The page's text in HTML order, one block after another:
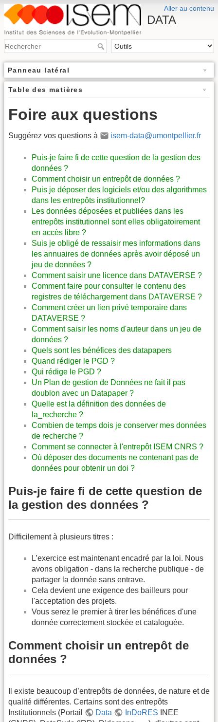
Aller au contenu
DATA
Panneau latéral
Table des matières
Foire aux questions
Suggérez vos questions à isem-data@umontpellier.fr
Puis-je faire fi de cette question de la gestion des
données ?
Comment choisir un entrepôt de données ?
Puis je déposer des logiciels et/ou des algorithmes
dans les entrepôts institutionnel?
Les données déposées et publiées dans les
entrepôts institutionnel sont elles obligatoirement
en accès libre ?
Suis je obligé de ressaisir mes informations dans
les annuaires de données après avoir déposé un
jeu de données ?
Comment saisir une licence dans DATAVERSE ?
Comment faire pour consulter le contenu des
registres de téléchargement dans DATAVERSE ?
Comment créer un lien privé temporaire dans
DATAVERSE ?
Comment saisir les noms d'auteur dans un jeu de
données ?
Quels sont les bénéfices des datapapers
Quand rédiger le PGD ?
Qui rédige le PGD ?
Un Plan de gestion de Données ne fait il pas
doublon avec un Datapaper ?
Quelle est la définition des données de
la_recherche ?
Combien de temps dois je conserver mes données
de recherche ?
Comment se connecter à l'entrepôt ISEM CNRS ?
Où déposer des documents ne contenant pas de
données pour obtenir un doi ?
Puis-je faire fi de cette question de
la gestion des données ?
Difficilement à plusieurs titres :
L’exercice est maintenant encadré par la loi. Nous
avons obligation - dans la recherche publique - de
partager la donnée sans entrave.
Cela devient une exigence des bailleurs pour
l'acceptation des projets.
Vous serez le premier à tirer les bénéfices d'une
donnée correctement stockée et cataloguée.
Comment choisir un entrepôt de
données ?
Il existe beaucoup d’entrepôts de données, de nature et de
qualité différentes. Certains sont des entrepôts
Institutionnels (Portail
Data InDoRES INEE